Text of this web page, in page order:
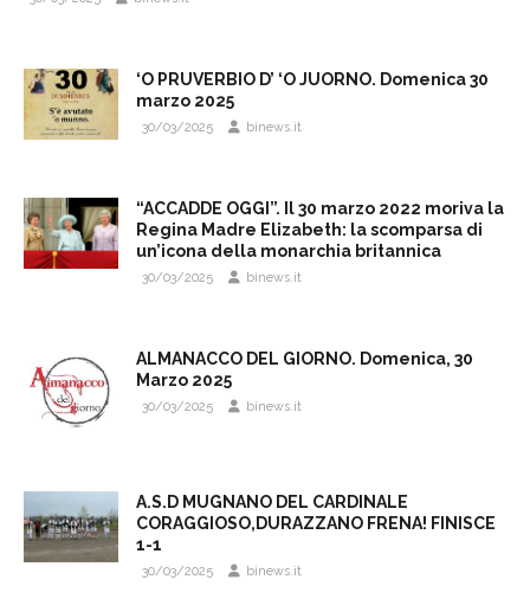
‘O PRUVERBIO D’ ‘O JUORNO. Domenica 30
marzo 2025
30/03/2025 binews.it
“ACCADDE OGGI”. Il 30 marzo 2022 moriva la
Regina Madre Elizabeth: la scomparsa di
un’icona della monarchia britannica
30/03/2025 binews.it
ALMANACCO DEL GIORNO. Domenica, 30
Marzo 2025
30/03/2025 binews.it
A.S.D MUGNANO DEL CARDINALE
CORAGGIOSO,DURAZZANO FRENA! FINISCE
1-1
30/03/2025 binews.it